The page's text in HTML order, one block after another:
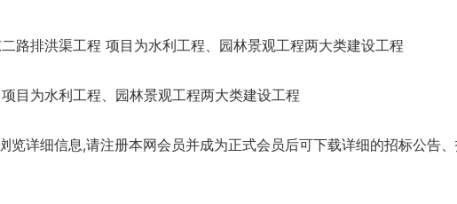
路排洪渠工程 项目为水利工程、园林景观工程两大类建设工程
目为水利工程、园林景观工程两大类建设工程
详细信息,请注册本网会员并成为正式会员后可下载详细的招标公告